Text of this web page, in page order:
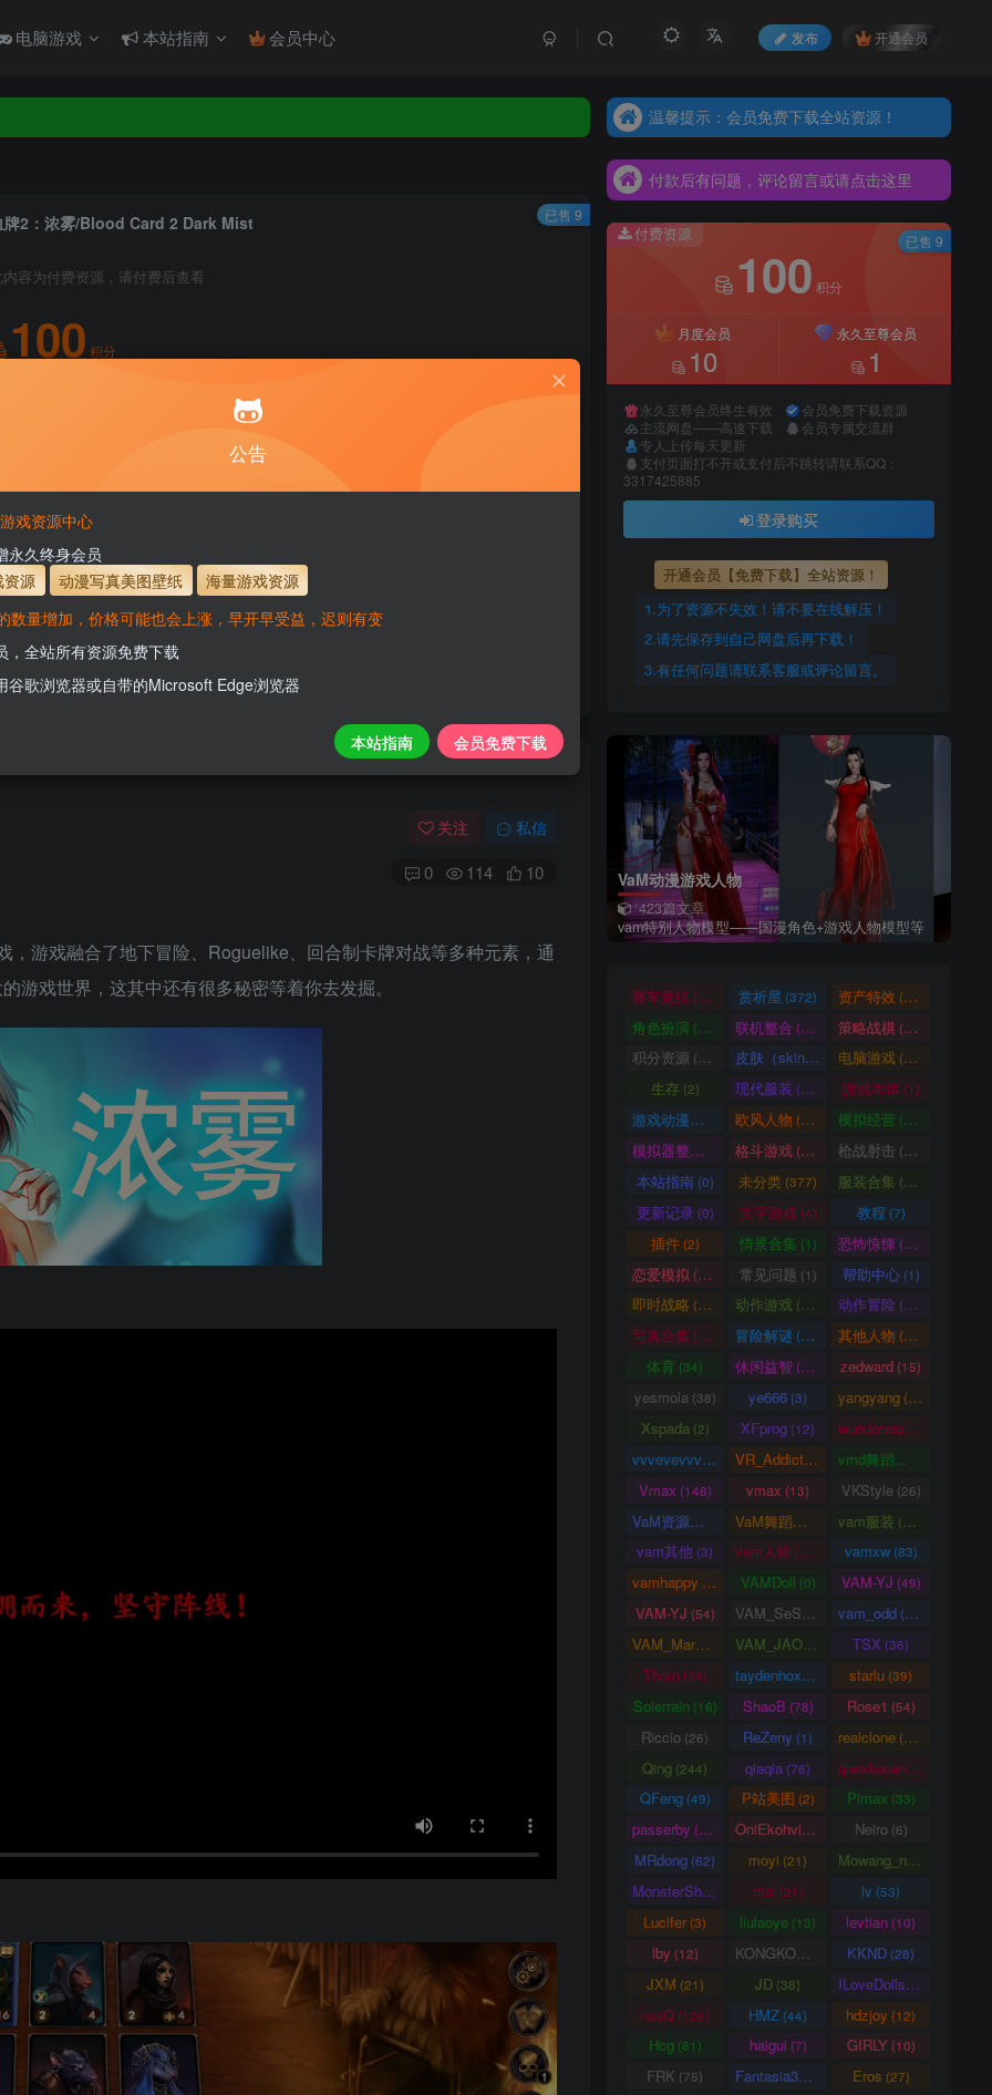
电脑游戏 本站指南 会员中心 发布 开通会员
！！
牌2：浓雾/Blood Card 2 Dark Mist
容为付费资源，请付费后查看
100 积分
永久至尊会员
效 会员免费下载资源
开通会员【免费下载】全站资源！
已售 9
关注 私信
0 114 10
游戏融合了地下冒险、Roguelike、回合制卡牌对战等多种元素，通
游戏世界，这其中还有很多秘密等着你去发掘。
温馨提示：会员免费下载全站资源！
温馨提示：会员免费下载全站资源！
付款后有问题，评论留言或请点击这里
付款后有问题，评论留言或请点击这里
付款后有问题，评论留言或请点击这里
付费资源
100 积分
月度会员
10
永久至尊会员
1
永久至尊会员终生有效
会员免费下载资源
主流网盘——高速下载
会员专属交流群
专人上传每天更新
支付页面打不开或支付后不跳转请联系QQ：
3317425885
登录购买
开通会员【免费下载】全站资源！
1.为了资源不失效！请不要在线解压！
2.请先保存到自己网盘后再下载！
3.有任何问题请联系客服或评论留言。
已售 9
VaM动漫游戏人物
423篇文章
vam特别人物模型——国漫角色+游戏人物模型等
赛车竞技 (36) 赏析屋 (372) 资产特效 (224)
角色扮演 (207) 联机整合 (34) 策略战棋 (71)
积分资源 (3246) 皮肤（skin） (1)电脑游戏 (1003)
生存 (2) 现代服装 (929) 游戏本体(1)
游戏动漫古装 (466)
欧风人物 (62) 模拟经营 (57)
模拟器整合 格斗游戏 (25) 枪战射击 (105)
本站指南(0) 未分类 (377) 服装合集 (20)
更新记录(0) 文字游戏(4) 教程 (7)
插件(2) 情景合集 (1) 恐怖惊悚 (64)
恋爱模拟 (101) 常见问题 (1) 帮助中心(1)
即时战略 (14) 动作游戏 (33) 动作冒险 (336)
写真合集 (370) 冒险解谜 (30) 其他人物 (661)
体育 (34) 休闲益智 (69) zedward (15)
yesmola (38) ye666 (3) yangyang (86)
Xspada (2) XFprog (12) wunderwise(1)
vvvevevvv
(191) VR_Addict
(38) vmd舞蹈数据
Vmax (148) vmax (13) VKStyle(26)
VaM资源中心 (4163) VaM舞蹈视频 (5)vam服装 (1458)
vam其他 (3) vam人物 (3105) vamxw(83)
vamhappy VAMDoll (0) VAM-YJ (49)
VAM-YJ (54) VAM_SeSe vam_odd (20)
VAM_Mars(0) VAM_JAO(15) TSX (36)
Thorn(34) taydenhoxe(8) starlu (39)
Solerrain(16) ShaoB (78) Rose1 (54)
Riccio (26) ReZeny (1) realclone (70)
Qing (244) qiaqia (76) qiaodaxian
(16)
QFeng(49) P站美图 (2) Pimax (33)
passerby (26) OniEkohvius Neiro(6)
MRdong (62) moyi (21) Mowang_nixi
MonsterShinkai (38)mai (21) lv (53)
Lucifer(3) liulaoye (13) levtian (10)
lby (12) KONGKONG KKND (28)
JXM (21) JD (38) ILoveDolls
(66)
huaQ (126) HMZ (44) hdzjoy (12)
Hcg(81) haigui (7) GIRLY(10)
FRK (75) Fantasia3DArt (55)Eros (27)
公告
戏资源中心
永久终身会员
资源
动漫写真美图壁纸
海量游戏资源
数量增加，价格可能也会上涨，早开早受益，迟则有变
，全站所有资源免费下载
谷歌浏览器或自带的Microsoft Edge浏览器
本站指南 会员免费下载